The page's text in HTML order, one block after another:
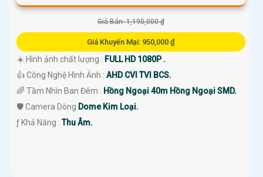
Giá Bán: 1,190,000 ₫
Giá Khuyến Mại: 950,000 ₫
☀️ Hình ảnh chất lượng : FULL HD 1080P .
👍 Công Nghệ Hình Ảnh : AHD CVI TVI BCS.
🌈 Tầm Nhìn Ban Đêm : Hồng Ngoại 40m Hồng Ngoại SMD.
🛡 Camera Dòng Dome Kim Loại.
️ƒ Khả Năng :Thu Âm.